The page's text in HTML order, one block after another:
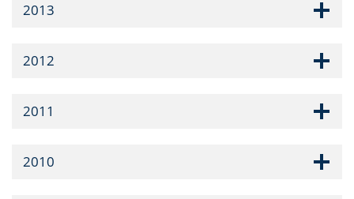
2013
2012
2011
2010